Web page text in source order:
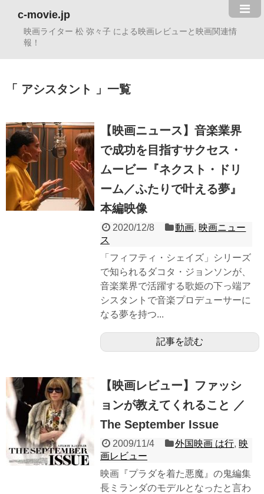
c-movie.jp
映画ライター 松 弥々子 による映画レビューと映画関連情
報！
アシスタント 一覧
【映画ニュース】音楽業界
で成功を目指すサクセス・
ムービー『ネクスト・ドリ
ーム／ふたりで叶える夢』
本編映像
2020/12/8 動画, 映画ニュー
ス
「フィフティ・シェイズ」シリーズ
で知られるダコタ・ジョンソンが、
音楽業界で活躍する歌姫の下っ端ア
シスタントで音楽プロデューサーに
なる夢を持つ...
記事を読む
【映画レビュー】ファッシ
ョンが教えてくれること ／
The September Issue
2009/11/4 外国映画 は行, 映
画レビュー
映画『プラダを着た悪魔』の鬼編集
長ミランダのモデルとなったと言わ